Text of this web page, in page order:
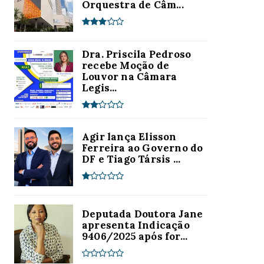
Orquestra de Câm...
Dra. Priscila Pedroso
recebe Moção de
Louvor na Câmara
Legis...
Agir lança Elisson
Ferreira ao Governo do
DF e Tiago Társis ...
Deputada Doutora Jane
apresenta Indicação
9406/2025 após for...